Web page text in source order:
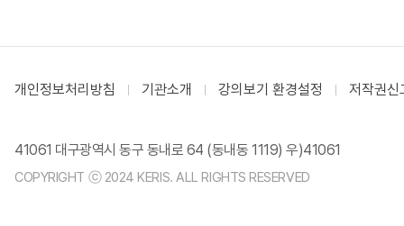
개인정보처리방침 기관소개 강의보기 환경설정 저작권신
41061 대구광역시 동구 동내로 64 (동내동 1119) 우)41061
COPYRIGHT ⓒ 2024 KERIS. ALL RIGHTS RESERVED